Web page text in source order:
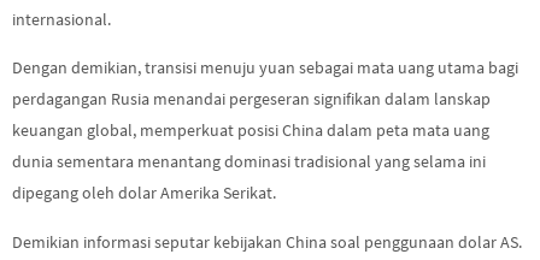
internasional.
Dengan demikian, transisi menuju yuan sebagai mata uang utama bagi
perdagangan Rusia menandai pergeseran signifikan dalam lanskap
keuangan global, memperkuat posisi China dalam peta mata uang
dunia sementara menantang dominasi tradisional yang selama ini
dipegang oleh dolar Amerika Serikat.
Demikian informasi seputar kebijakan China soal penggunaan dolar AS.